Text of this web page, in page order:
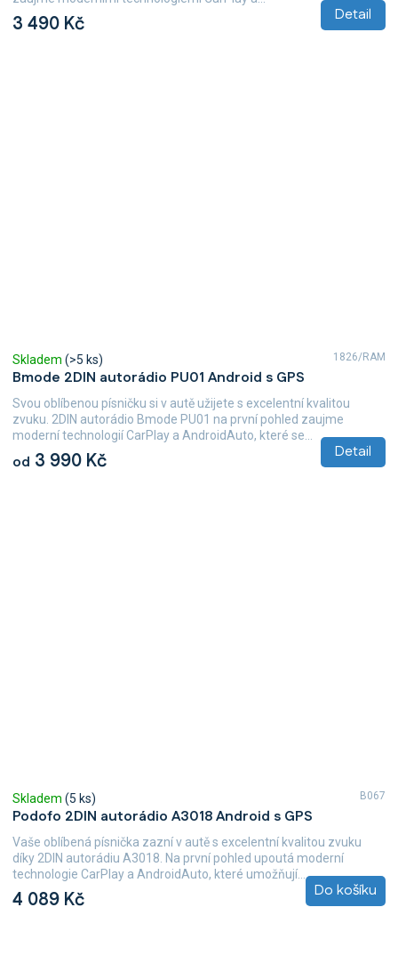
3 490 Kč Detail
Bmode 2DIN autorádio PU01 Android s GPS
Skladem (>5 ks)
od 3 990 Kč Detail
Svou oblíbenou písničku si v autě užijete s excelentní kvalitou
zvuku. 2DIN autorádio Bmode PU01 na první pohled zaujme
moderní technologií CarPlay a AndroidAuto, které se...
1826/RAM
Podofo 2DIN autorádio A3018 Android s GPS
Skladem (5 ks)
4 089 Kč Do košíku
Vaše oblíbená písnička zazní v autě s excelentní kvalitou zvuku
díky 2DIN autorádiu A3018. Na první pohled upoutá moderní
technologie CarPlay a AndroidAuto, které umožňují...
B067